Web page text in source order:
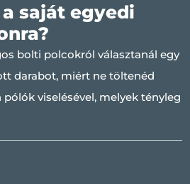
saját egyedi
bolti polcokról választanál egy
darabot, miért ne töltenéd
viselésével, melyek tényleg